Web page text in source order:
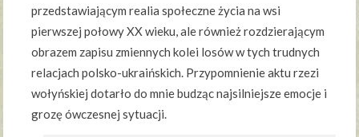
przedstawiającym realia społeczne życia na wsi
pierwszej połowy XX wieku, ale również rozdzierającym
obrazem zapisu zmiennych kolei losów w tych trudnych
relacjach polsko-ukraińskich. Przypomnienie aktu rzezi
wołyńskiej dotarło do mnie budząc najsilniejsze emocje i
grozę ówczesnej sytuacji.